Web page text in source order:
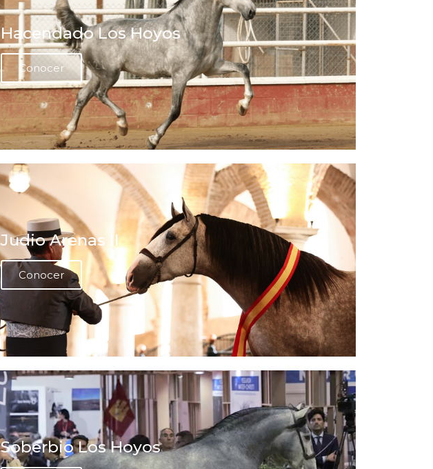
Hacendado Los Hoyos
Conocer
Judio Arenas II
Conocer
Soberbio Los Hoyos